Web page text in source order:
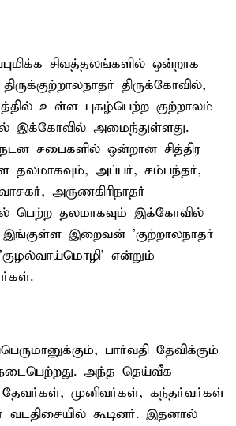
சிவத்தலங்களில் ஒன்றாக
திருக்கோவில்,
உள்ள புகழ்பெற்ற குற்றாலம்
இக்கோவில் அமைந்துள்ளது.
சபைகளில் ஒன்றான சித்திர
தலமாகவும், அப்பர், சம்பந்தர்,
அருணகிரிநாதர்
பெற்ற தலமாகவும் இக்கோவில்
இங்குள்ள இறைவன் 'குற்றாலநாதர்
என்றும்
பார்வதி தேவிக்கும்
அந்த தெய்வீக
முனிவர்கள், கந்தர்வர்கள்
கூடினர். இதனால்